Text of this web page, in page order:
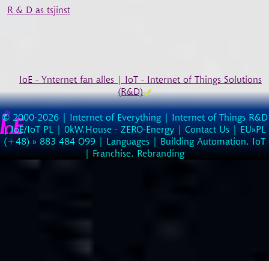
R & D as tsjinst
IoE - Ynternet fan alles | IoT - Internet of Things Solutions
(R&D)
© 2000-2026 | Internet of Everything | Internet of Things R&D
|IoE/IoT PL | 0kW.House - ZERO-Energy | Contact Us | EU»PL
(+48) » 883 484 O99 | Languages | Building Automation, IoT
| Franchise, Rebranding